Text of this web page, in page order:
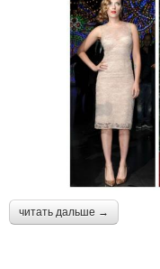
читать дальше →